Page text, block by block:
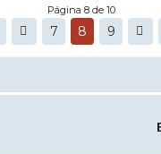
Página 8 de 10
7 8 9